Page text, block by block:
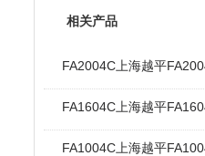
相关产品
FA2004C上海越平
FA1604C上海越平
FA1004C上海越平